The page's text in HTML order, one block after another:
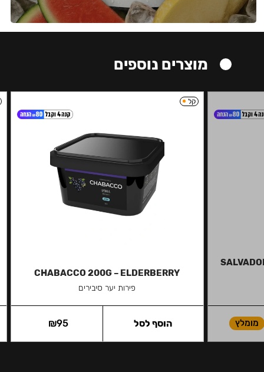
מוצרים נוספים
מומלץ
קל
CHABACCO 200G – ELDERBERRY
פירות יער סיבירים
₪95 הוסף לסל